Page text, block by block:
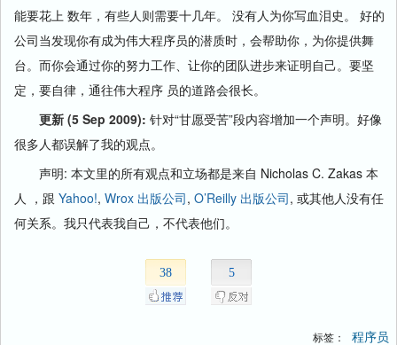
能要花上 数年，有些人则需要十几年。 没有人为你写血泪史。 好的
公司当发现你有成为伟大程序员的潜质时，会帮助你，为你提供舞
台。而你会通过你的努力工作、让你的团队进步来证明自己。要坚
定，要自律，通往伟大程序 员的道路会很长。
更新 (5 Sep 2009): 针对“甘愿受苦”段内容增加一个声明。好像
很多人都误解了我的观点。
声明: 本文里的所有观点和立场都是来自 Nicholas C. Zakas 本
人 ，跟 Yahoo!, Wrox 出版公司, O’Reilly 出版公司, 或其他人没有任
何关系。我只代表我自己，不代表他们。
38 5
标签： 程序员